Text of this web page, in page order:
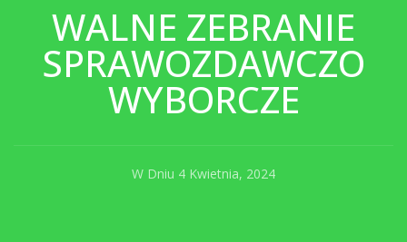
WALNE ZEBRANIE
SPRAWOZDAWCZO
WYBORCZE
W Dniu 4 Kwietnia, 2024